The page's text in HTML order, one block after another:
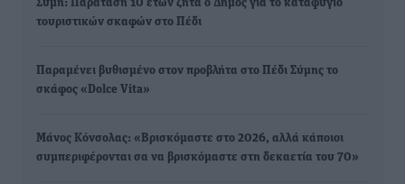
Σύμη: Παράταση 10 ετών ζητά ο Δήμος για το καταφύγιο
τουριστικών σκαφών στο Πέδι
Παραμένει βυθισμένο στον προβλήτα στο Πέδι Σύμης το
σκάφος «Dolce Vita»
Μάνος Κόνσολας: «Βρισκόμαστε στο 2026, αλλά κάποιοι
συμπεριφέρονται σα να βρισκόμαστε στη δεκαετία του 70»